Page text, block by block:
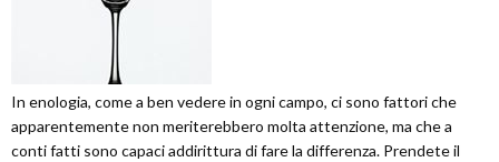
In enologia, come a ben vedere in ogni campo, ci sono fattori che
apparentemente non meriterebbero molta attenzione, ma che a
conti fatti sono capaci addirittura di fare la differenza. Prendete il